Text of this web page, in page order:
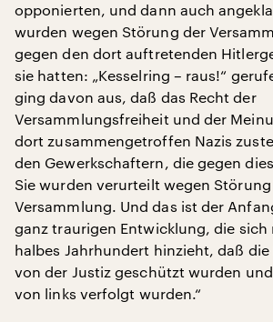
opponierten, und dann auch
wurden wegen Störung der
gegen den dort auftretenden
sie hatten: „Kesselring – raus!“
ging davon aus, daß das Recht der
Versammlungsfreiheit und der
dort zusammengetroffen Nazis
den Gewerkschaftern, die gegen
Sie wurden verurteilt wegen
Versammlung. Und das ist der
ganz traurigen Entwicklung, die sich
halbes Jahrhundert hinzieht, daß
von der Justiz geschützt wurden
von links verfolgt wurden.“